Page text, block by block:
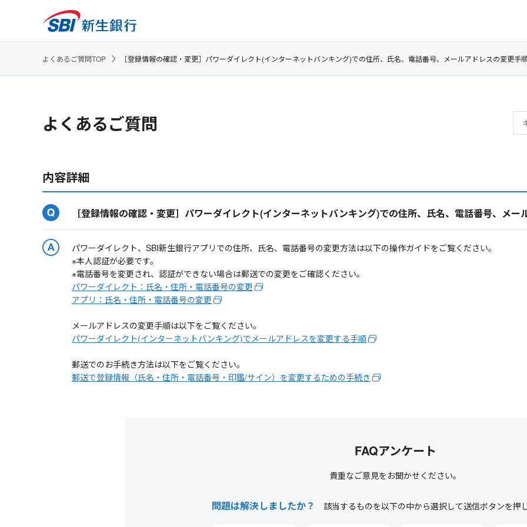
よくあるご質問TOP ［登録情報の確認・変更］パワーダイレクト(インターネットバンキング)での住所、氏名、電話番号、メールアドレスの変更手順
よくあるご質問
内容詳細
［登録情報の確認・変更］パワーダイレクト(インターネットバンキング)での住所、氏名、電話番号、メー
パワーダイレクト、SBI新生銀行アプリでの住所、氏名、電話番号の変更方法は以下の操作ガイドをご覧ください。
※本人認証が必要です。
※電話番号を変更され、認証ができない場合は郵送での変更をご確認ください。
パワーダイレクト：氏名・住所・電話番号の変更
アプリ：氏名・住所・電話番号の変更
メールアドレスの変更手順は以下をご覧ください。
パワーダイレクト(インターネットバンキング)でメールアドレスを変更する手順
郵送でのお手続き方法は以下をご覧ください。
郵送で登録情報（氏名・住所・電話番号・印鑑/サイン）を変更するための手続き
FAQアンケート
貴重なご意見をお聞かせください。
問題は解決しましたか？ 該当するものを以下の中から選択して送信ボタンを押